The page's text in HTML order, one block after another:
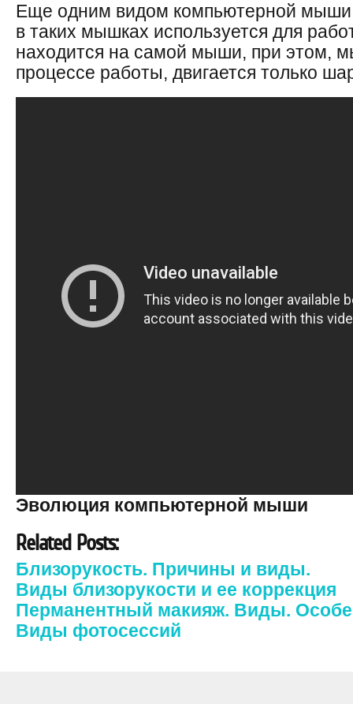
Еще одним видом компьютерной мыши
в таких мышках используется для
находится на самой мыши, при этом,
процессе работы, двигается только
Эволюция компьютерной мыши
Related Posts:
Близорукость. Причины и виды.
Виды близорукости и ее коррекция
Перманентный макияж. Виды.
Виды фотосессий